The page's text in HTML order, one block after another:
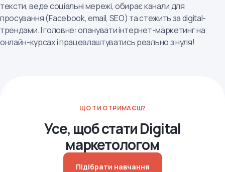
тексти, веде соціальні мережі, обирає канали для
просування (Facebook, email, SEO) та стежить за digital-
трендами. І головне: опанувати інтернет-маркетинг на
онлайн-курсах і працевлаштуватись реально з нуля!
ЩО ТИ ОТРИМАЄШ?
Усе, щоб стати Digital
маркетологом
Підібрати навчання